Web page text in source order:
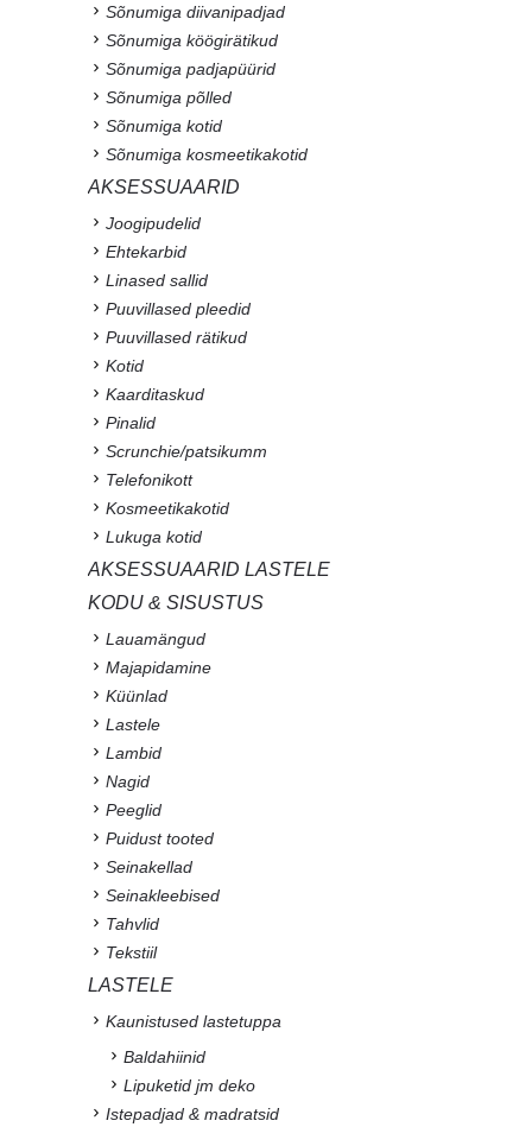
Sõnumiga diivanipadjad
Sõnumiga köögirätikud
Sõnumiga padjapüürid
Sõnumiga põlled
Sõnumiga kotid
Sõnumiga kosmeetikakotid
AKSESSUAARID
Joogipudelid
Ehtekarbid
Linased sallid
Puuvillased pleedid
Puuvillased rätikud
Kotid
Kaarditaskud
Pinalid
Scrunchie/patsikumm
Telefonikott
Kosmeetikakotid
Lukuga kotid
AKSESSUAARID LASTELE
KODU & SISUSTUS
Lauamängud
Majapidamine
Küünlad
Lastele
Lambid
Nagid
Peeglid
Puidust tooted
Seinakellad
Seinakleebised
Tahvlid
Tekstiil
LASTELE
Kaunistused lastetuppa
Baldahiinid
Lipuketid jm deko
Istepadjad & madratsid